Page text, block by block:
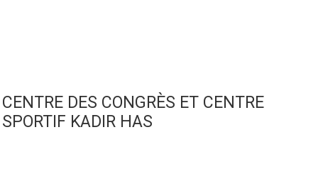
CENTRE DES CONGRÈS ET CENTRE
SPORTIF KADIR HAS